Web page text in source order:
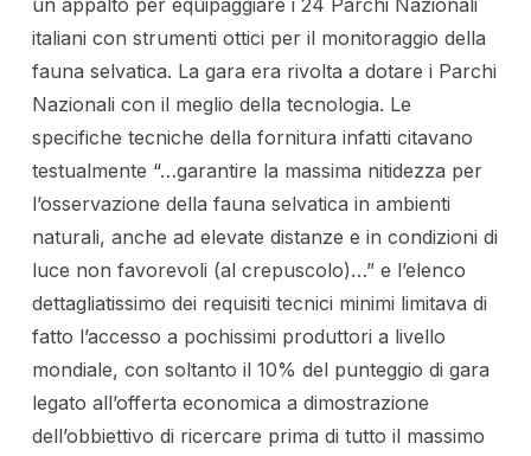
un appalto per equipaggiare i 24 Parchi Nazionali
italiani con strumenti ottici per il monitoraggio della
fauna selvatica. La gara era rivolta a dotare i Parchi
Nazionali con il meglio della tecnologia. Le
specifiche tecniche della fornitura infatti citavano
testualmente “…garantire la massima nitidezza per
l’osservazione della fauna selvatica in ambienti
naturali, anche ad elevate distanze e in condizioni di
luce non favorevoli (al crepuscolo)…” e l’elenco
dettagliatissimo dei requisiti tecnici minimi limitava di
fatto l’accesso a pochissimi produttori a livello
mondiale, con soltanto il 10% del punteggio di gara
legato all’offerta economica a dimostrazione
dell’obbiettivo di ricercare prima di tutto il massimo